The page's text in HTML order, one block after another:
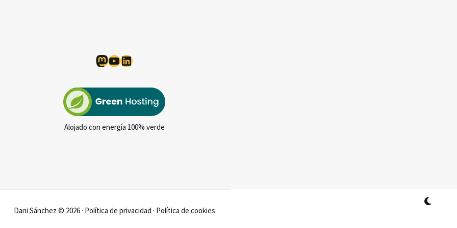
Mastodon
YouTube
LinkedIn
Alojado con energía 100% verde
Dani Sánchez © 2026 · Política de privacidad · Política de cookies